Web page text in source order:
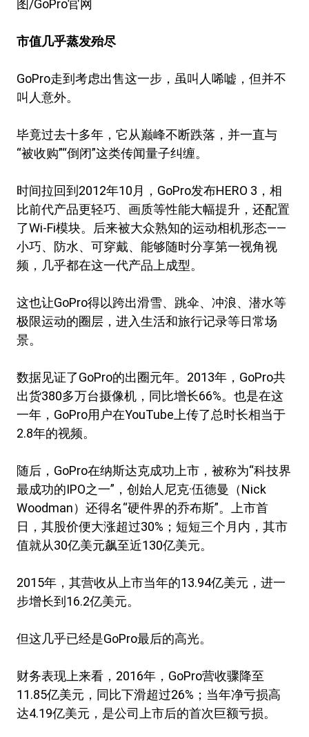
图/GoPro官网
市值几乎蒸发殆尽
GoPro走到考虑出售这一步，虽叫人唏嘘，但并不
叫人意外。
毕竟过去十多年，它从巅峰不断跌落，并一直与
“被收购”“倒闭”这类传闻量子纠缠。
时间拉回到2012年10月，GoPro发布HERO 3，相
比前代产品更轻巧、画质等性能大幅提升，还配置
了Wi-Fi模块。后来被大众熟知的运动相机形态——
小巧、防水、可穿戴、能够随时分享第一视角视
频，几乎都在这一代产品上成型。
这也让GoPro得以跨出滑雪、跳伞、冲浪、潜水等
极限运动的圈层，进入生活和旅行记录等日常场
景。
数据见证了GoPro的出圈元年。2013年，GoPro共
出货380多万台摄像机，同比增长66%。也是在这
一年，GoPro用户在YouTube上传了总时长相当于
2.8年的视频。
随后，GoPro在纳斯达克成功上市，被称为“科技界
最成功的IPO之一”，创始人尼克·伍德曼（Nick
Woodman）还得名“硬件界的乔布斯”。上市首
日，其股价便大涨超过30%；短短三个月内，其市
值就从30亿美元飙至近130亿美元。
2015年，其营收从上市当年的13.94亿美元，进一
步增长到16.2亿美元。
但这几乎已经是GoPro最后的高光。
财务表现上来看，2016年，GoPro营收骤降至
11.85亿美元，同比下滑超过26%；当年净亏损高
达4.19亿美元，是公司上市后的首次巨额亏损。